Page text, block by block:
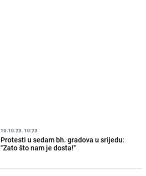
10.10.23. 10:23
Protesti u sedam bh. gradova u srijedu:
"Zato što nam je dosta!"